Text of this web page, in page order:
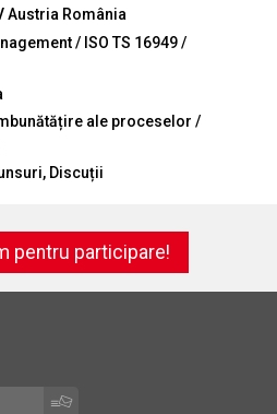
Austria România
/ ISO TS 16949 /
ale proceselor /
Discuții
pentru participare!